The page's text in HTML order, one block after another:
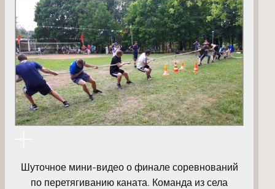
Шуточное мини-видео о финале соревнований
по перетягиванию каната. Команда из села